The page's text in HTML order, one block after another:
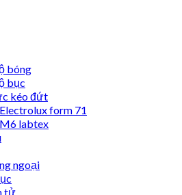
bóng
bục
kéo đứt
form 71
labtex
ngoại
tử